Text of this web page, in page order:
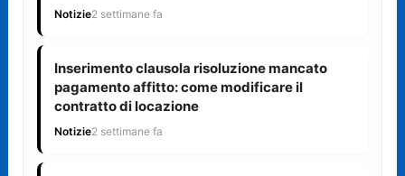
Notizie2 settimane fa
Inserimento clausola risoluzione mancato
pagamento affitto: come modificare il
contratto di locazione
Notizie2 settimane fa